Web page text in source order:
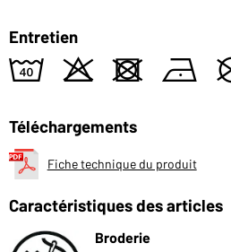
Entretien
8 o d n
Téléchargements
Fiche technique du produit
Caractéristiques des articles
Broderie